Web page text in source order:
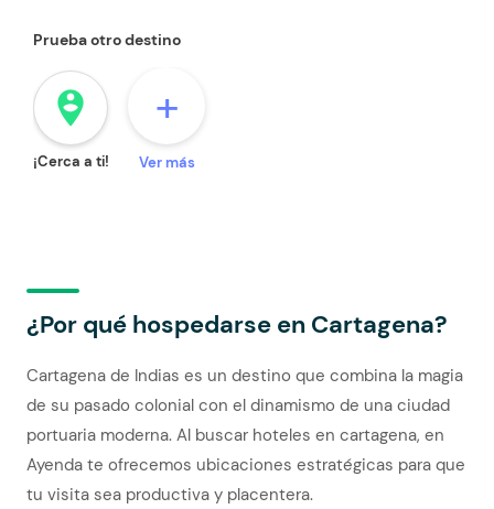
Prueba otro destino
person_pin_circle
¡Cerca a ti!
+
Ver más
¿Por qué hospedarse en Cartagena?
Cartagena de Indias es un destino que combina la magia
de su pasado colonial con el dinamismo de una ciudad
portuaria moderna. Al buscar hoteles en cartagena, en
Ayenda te ofrecemos ubicaciones estratégicas para que
tu visita sea productiva y placentera.